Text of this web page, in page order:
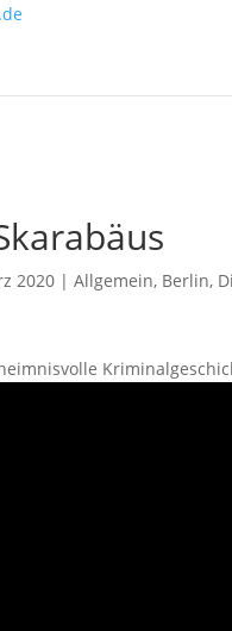
2020 |Allgemein, Berlin,